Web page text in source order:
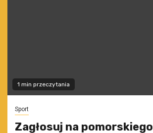
1 min przeczytania
Sport
Zagłosuj na pomorskiego